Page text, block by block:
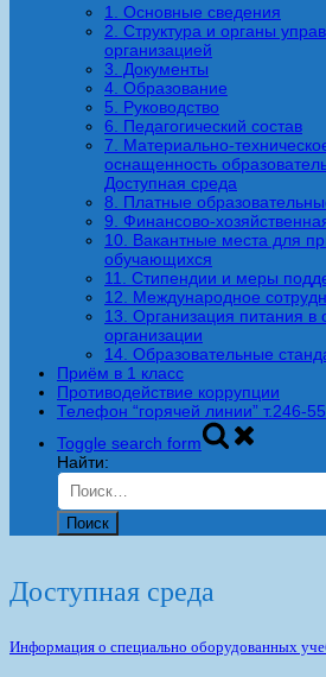
1. Основные сведения
2. Структура и органы
организацией
3. Документы
4. Образование
5. Руководство
6. Педагогический состав
7. Материально-
оснащенность
Доступная среда
8. Платные
9. Финансово-
10. Вакантные места для
обучающихся
11. Стипендии и меры
12. Международное
13. Организация питания в
организации
14. Образовательные
Приём в 1 класс
Противодействие коррупции
Телефон “горячей линии” т.246-
Toggle search form
Найти:
Доступная среда
Информация о специально оборудованных